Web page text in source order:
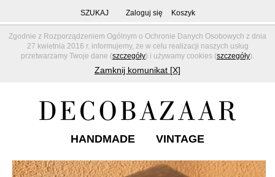
Zgodnie z Rozporządzeniem Ogólnym o Ochronie Danych Osobowych z dnia
27 kwietnia 2016 r. informujemy, że w celu realizacji naszych usług
przetwarzamy Twoje dane (szczegóły) i używamy cookies (szczegóły).
Zamknij komunikat [X]
SZUKAJ Zaloguj się Koszyk
HANDMADE VINTAGE